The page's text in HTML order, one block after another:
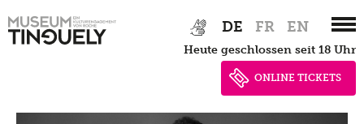
Hauptnavigation
to
DE FR EN
heute geschlossen seit 18 Uhr
ONLINE TICKETS